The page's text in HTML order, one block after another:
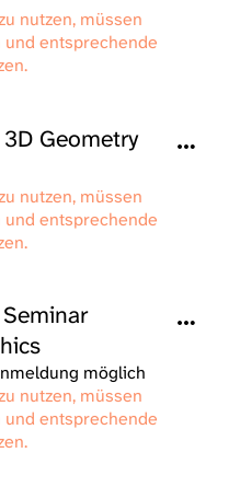
nutzen, müssen
entsprechende
Geometry
nutzen, müssen
entsprechende
möglich
nutzen, müssen
entsprechende